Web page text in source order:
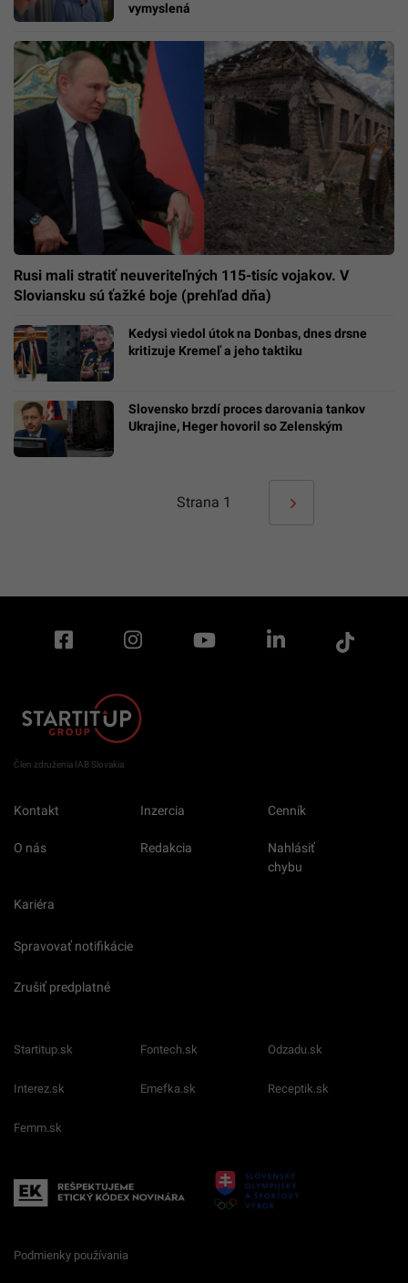
vymyslená
Rusi mali stratiť neuveriteľných 115-tisíc vojakov. V
Sloviansku sú ťažké boje (prehľad dňa)
Kedysi viedol útok na Donbas, dnes drsne
kritizuje Kremeľ a jeho taktiku
Slovensko brzdí proces darovania tankov
Ukrajine, Heger hovoril so Zelenským
Strana 1
Člen združenia IAB Slovakia
Kontakt Inzercia Cenník
O nás Redakcia
Nahlásiť
chybu
Kariéra
Spravovať notifikácie
Zrušiť predplatné
Startitup.sk Fontech.sk Odzadu.sk
Interez.sk Emefka.sk Receptik.sk
Femm.sk
Podmienky používania